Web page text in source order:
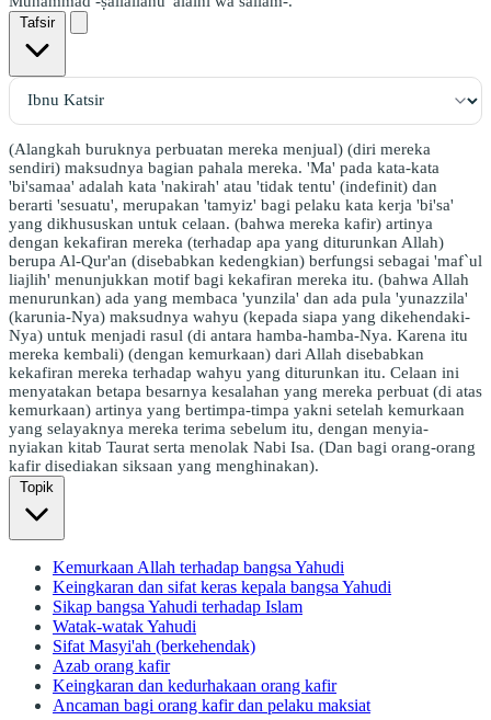
Tafsir
(Alangkah buruknya perbuatan mereka menjual) (diri mereka
sendiri) maksudnya bagian pahala mereka. 'Ma' pada kata-kata
'bi'samaa' adalah kata 'nakirah' atau 'tidak tentu' (indefinit) dan
berarti 'sesuatu', merupakan 'tamyiz' bagi pelaku kata kerja 'bi'sa'
yang dikhususkan untuk celaan. (bahwa mereka kafir) artinya
dengan kekafiran mereka (terhadap apa yang diturunkan Allah)
berupa Al-Qur'an (disebabkan kedengkian) berfungsi sebagai 'maf`ul
liajlih' menunjukkan motif bagi kekafiran mereka itu. (bahwa Allah
menurunkan) ada yang membaca 'yunzila' dan ada pula 'yunazzila'
(karunia-Nya) maksudnya wahyu (kepada siapa yang dikehendaki-
Nya) untuk menjadi rasul (di antara hamba-hamba-Nya. Karena itu
mereka kembali) (dengan kemurkaan) dari Allah disebabkan
kekafiran mereka terhadap wahyu yang diturunkan itu. Celaan ini
menyatakan betapa besarnya kesalahan yang mereka perbuat (di atas
kemurkaan) artinya yang bertimpa-timpa yakni setelah kemurkaan
yang selayaknya mereka terima sebelum itu, dengan menyia-
nyiakan kitab Taurat serta menolak Nabi Isa. (Dan bagi orang-orang
kafir disediakan siksaan yang menghinakan).
Topik
Kemurkaan Allah terhadap bangsa Yahudi
Keingkaran dan sifat keras kepala bangsa Yahudi
Sikap bangsa Yahudi terhadap Islam
Watak-watak Yahudi
Sifat Masyi'ah (berkehendak)
Azab orang kafir
Keingkaran dan kedurhakaan orang kafir
Ancaman bagi orang kafir dan pelaku maksiat